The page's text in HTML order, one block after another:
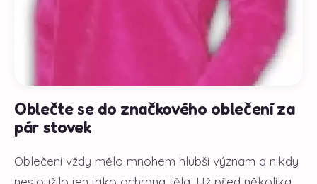
Oblečte se do značkového oblečení za
pár stovek
Oblečení vždy mělo mnohem hlubší význam a nikdy